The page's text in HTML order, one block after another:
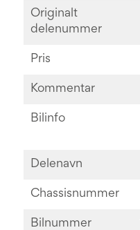
Originalt
delenummer
Pris
Kommentar
Bilinfo
Delenavn
Chassisnummer
Bilnummer